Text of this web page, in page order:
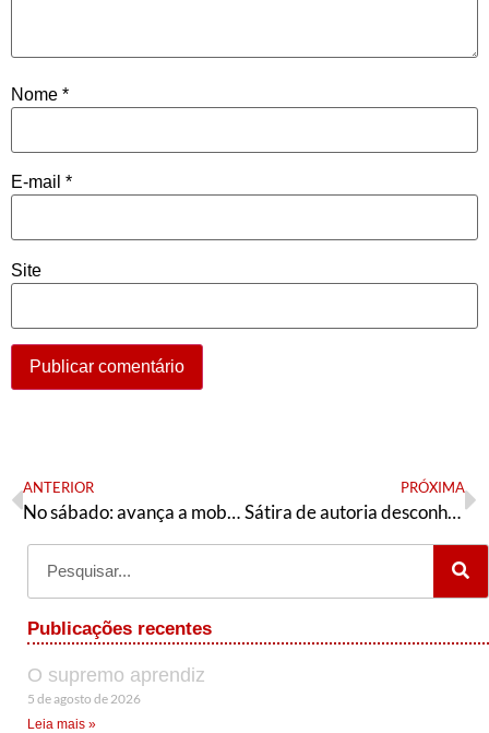
Nome *
E-mail *
Site
ANTERIOR
No sábado: avança a mobilização pelo ato #24JForaBolsonaro
PRÓXIMA
Sátira de autoria desconhecida
Publicações recentes
O supremo aprendiz
5 de agosto de 2026
Leia mais »